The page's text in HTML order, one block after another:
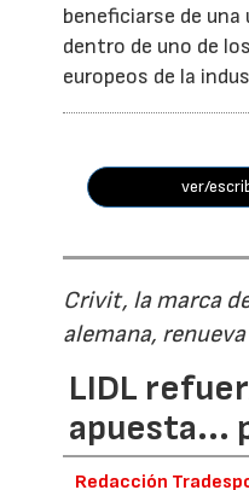
beneficiarse de
dentro de uno de
europeos de la
ver/
Crivit, la marca
alemana,
LIDL
apuesta...
Redacción